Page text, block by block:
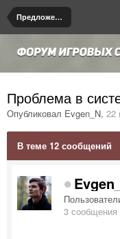
Предложения по улучшению серверов
Проблема в
Опубликовал Evgen_N, 22
В теме 12 сообщений
3 сообщения